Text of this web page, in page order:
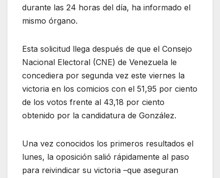
durante las 24 horas del día, ha informado el
mismo órgano.
Esta solicitud llega después de que el Consejo
Nacional Electoral (CNE) de Venezuela le
concediera por segunda vez este viernes la
victoria en los comicios con el 51,95 por ciento
de los votos frente al 43,18 por ciento
obtenido por la candidatura de González.
Una vez conocidos los primeros resultados el
lunes, la oposición salió rápidamente al paso
para reivindicar su victoria –que aseguran